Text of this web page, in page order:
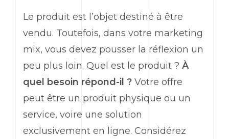
Le produit est l’objet destiné à être
vendu. Toutefois, dans votre marketing
mix, vous devez pousser la réflexion un
peu plus loin. Quel est le produit ? À
quel besoin répond-il ? Votre offre
peut être un produit physique ou un
service, voire une solution
exclusivement en ligne. Considérez